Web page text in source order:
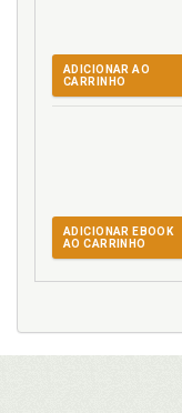
ADICIONAR AO
CARRINHO
ADICIONAR EBOOK
AO CARRINHO